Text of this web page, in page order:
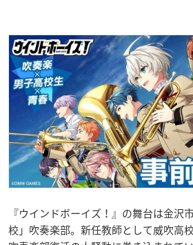
『ウインドボーイズ！』の舞台は金沢
校」吹奏楽部。新任教師として威吹高